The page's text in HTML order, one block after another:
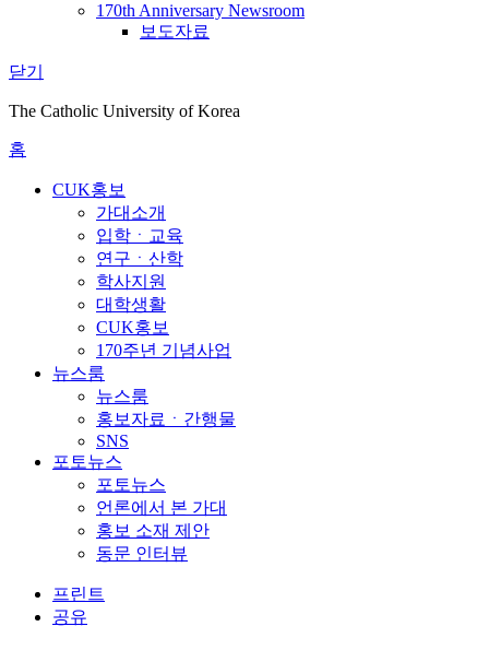
170th Anniversary Newsroom
보도자료
닫기
The Catholic University of Korea
홈
CUK홍보
가대소개
입학ㆍ교육
연구ㆍ산학
학사지원
대학생활
CUK홍보
170주년 기념사업
뉴스룸
뉴스룸
홍보자료ㆍ간행물
SNS
포토뉴스
포토뉴스
언론에서 본 가대
홍보 소재 제안
동문 인터뷰
프린트
공유